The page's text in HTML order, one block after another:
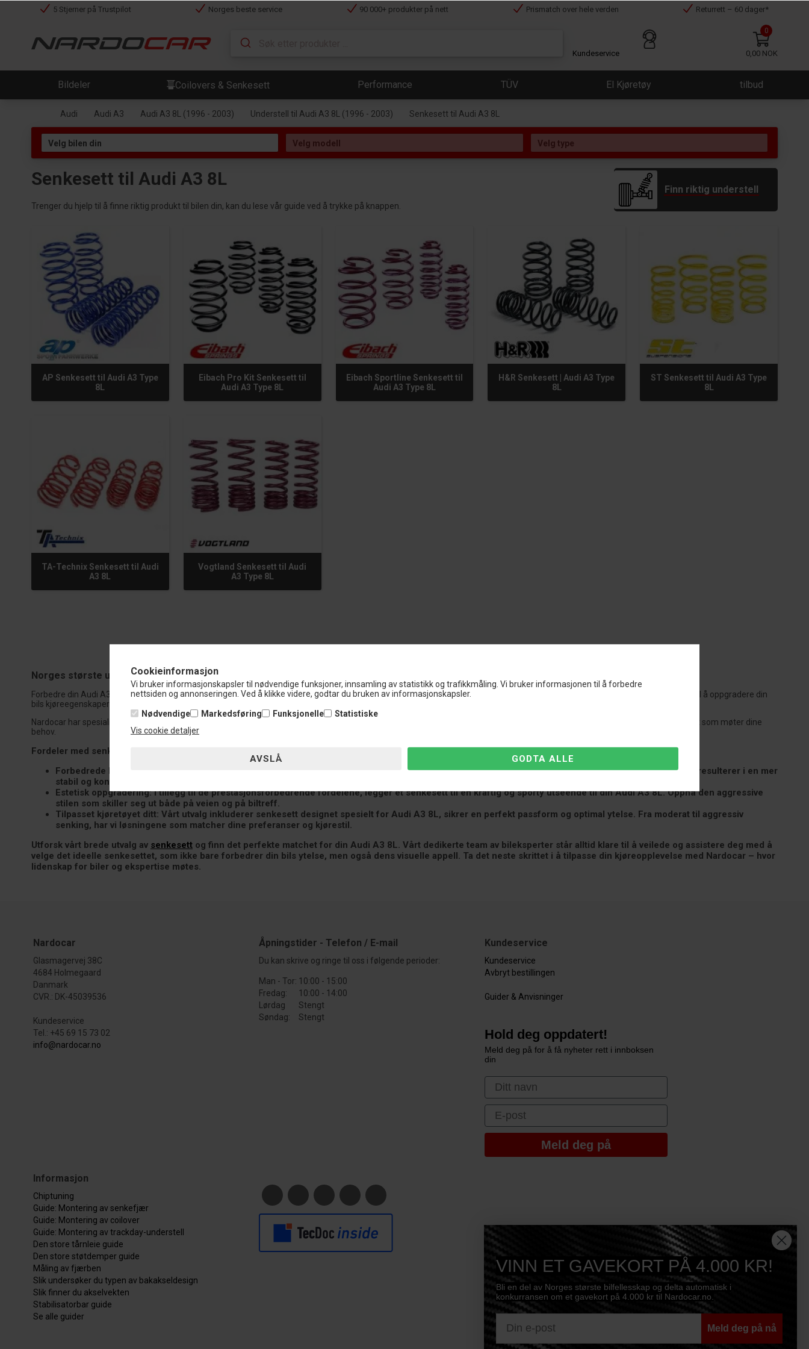
Cookieinformasjon
Vi bruker informasjonskapsler til nødvendige funksjoner, innsamling av statistikk og trafikkmåling. Vi bruker informasjonen til å forbedre
nettsiden og annonseringen. Ved å klikke videre, godtar du bruken av informasjonskapsler.
Nødvendige Markedsføring Funksjonelle
Statistiske
Vis cookie detaljer
5 Stjerner på Trustpilot Norges beste service 90 000+ produkter på nett Prismatch over hele verden Returrett – 60 dager*
Kundeservice
0
0,00 NOK
Bildeler Coilovers & Senkesett Performance TÜV El Kjøretøy tilbud
Audi Audi A3 Audi A3 8L (1996 - 2003) Understell til Audi A3 8L (1996 - 2003) Senkesett til Audi A3 8L
Senkesett til Audi A3 8L
Trenger du hjelp til å finne riktig produkt til bilen din, kan du lese vår guide ved å trykke på knappen.
Finn riktig understell
AP Senkesett til Audi A3 Type
8L
Eibach Pro Kit Senkesett til
Audi A3 Type 8L
Eibach Sportline Senkesett til
Audi A3 Type 8L
H&R Senkesett | Audi A3 Type
8L
ST Senkesett til Audi A3 Type
8L
TA-Technix Senkesett til Audi
A3 8L
Vogtland Senkesett til Audi
A3 Type 8L
Norges største utvalg av senkesett til Audi A3 8L
Forbedre din Audi A3 8Ls ytelse og estetikk med Nardocars premium utvalg av senkesett. Med over 20 års erfaring i bransjen, er Nardocar din pålitelige partner når det kommer til å oppgradere din
bils kjøreegenskaper og utseende. Vi tilbyr en omfattende samling av senkesett fra anerkjente produsenter, designet for å passe nøyaktig til din Audi A3 8L.
Nardocar har spesialisert seg på biltuning og ytelsesdeler i over to tiår. Vår dype kjennskap til markedet og tett samarbeid med ledende produsenter betyr at vi kan tilby senkesett som møter dine
behov.
Fordeler med senkesett til Audi A3 8L
Forbedrede kjøreegenskaper:
Et senkesett senker tyngdepunktet på din Audi A3 8L, noe som forbedrer veigrepet og reduserer rulling i svinger. Dette resulterer i en mer
stabil og kontrollerbar kjøreopplevelse, spesielt ved høy hastighet og aggressive kjøreforhold.
Estetisk oppgradering:I tillegg til de prestasjonsforbedrende fordelene, legger et senkesett til en kraftig og sporty utseende til din Audi A3 8L. Oppnå den aggressive
stilen som skiller seg ut både på veien og på biltreff.
Tilpasset kjøretøyet ditt: Vårt utvalg inkluderer senkesett designet spesielt for Audi A3 8L, sikrer en perfekt passform og optimal ytelse. Fra moderat til aggressiv
senking, har vi løsningene som matcher dine preferanser og kjørestil.
Utforsk vårt brede utvalg av senkesett og finn det perfekte matchet for din Audi A3 8L. Vårt dedikerte team av bileksperter står alltid klare til å veilede og assistere deg med å
velge det ideelle senkesettet, som ikke bare forbedrer din bils ytelse, men også dens visuelle appell. Ta det neste skrittet i å tilpasse din kjøreopplevelse med Nardocar – hvor
lidenskap for biler og ekspertise møtes.
Nardocar
Glasmagervej 38C
4684 Holmegaard
Danmark
CVR.: DK-45039536
Kundeservice
Tel.: +45 69 15 73 02
info@nardocar.no
Åpningstider - Telefon / E-mail
Du kan skrive og ringe til oss i følgende perioder:
Man - Tor: 10:00 - 15:00
Fredag:
10:00 - 14:00
Lørdag
Stengt
Søndag:
Stengt
Kundeservice
Kundeservice
Avbryt bestillingen
Guider & Anvisninger
Hold deg oppdatert!
Meld deg på for å få nyheter rett i innboksen
din
First Name
Email
Meld deg på
Informasjon
Chiptuning
Guide: Montering av senkefjær
Guide: Montering av coilover
Guide: Montering av trackday-understell
Den store tårnleie guide
Den store støtdemper guide
Måling av fjærben
Slik undersøker du typen av bakakseldesign
Slik finner du akselvekten
Stabilisatorbar guide
Se alle guider
VINN ET GAVEKORT PÅ 4.000 KR!
Bli en del av Norges største bilfellesskap og delta automatisk i
konkurransen om et gavekort på 4.000 kr til Nardocar.no.
Meld deg på nå